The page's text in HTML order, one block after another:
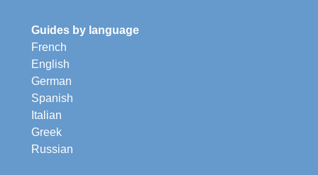
Guides by language
French
English
German
Spanish
Italian
Greek
Russian